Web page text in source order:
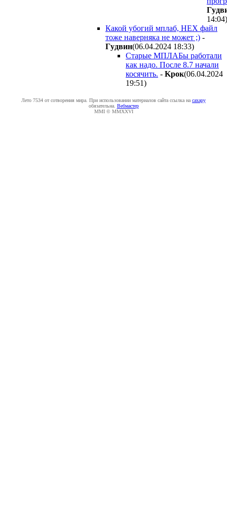
14:04)
Какой убогий мплаб, HEX файл
тоже наверняка не может ;) -
Гyдвин(06.04.2024 18:33)
Старые МПЛАБы работали
как надо. После 8.7 начали
косячить. - Kpoк(06.04.2024
19:51)
Лето 7534 от сотворения мира. При использовании материалов сайта ссылка на caxapу
обязательна. Вебмастер
MMI © MMXXVI